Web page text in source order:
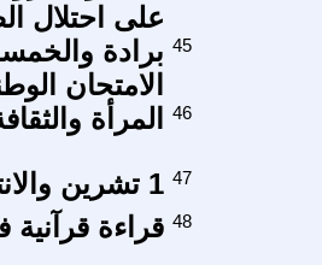
على احتلال
برادة
الامتحان
45
المرأة 46
1 تشرين والانتقال للدعوة اللاارضوية العظمى/4 (ملحق) 47
قراءة 48